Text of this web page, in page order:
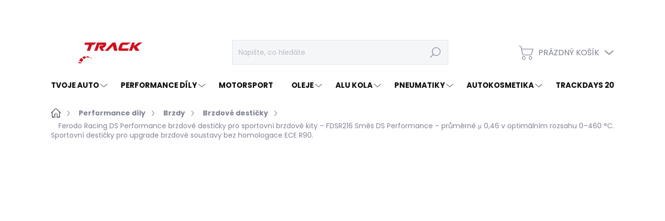
Hledat NÁKUPNÍ
PRÁZDNÝ KOŠÍK
TVOJE AUTO PERFORMANCE DÍLY MOTORSPORT OLEJE ALU KOLA PNEUMATIKY AUTOKOSMETIKA TRACKDAYS 2026
DomůPerformance díly Brzdy
Brzdové destičky
Ferodo Racing DS Performance brzdové destičky pro sportovní brzdové kity – FDSR216 Směs DS Performance – průměrné μ 0,46 v optimálním rozsahu 0–460 °C.
Sportovní destičky pro upgrade brzdové soustavy bez homologace ECE R90.